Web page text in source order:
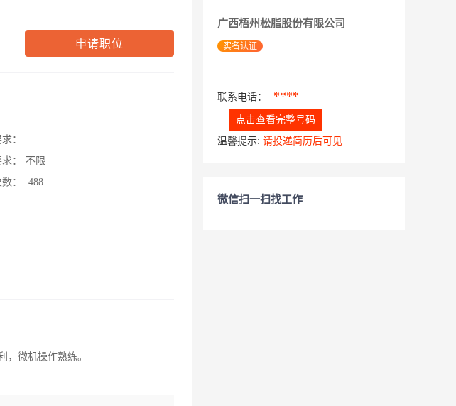
申请职位
：
：
不限
：
488
，微机操作熟练。
广西梧州松脂股份有限公司
实名认证
联系电话： ****
点击查看完整号码
温馨提示: 请投递简历后可见
微信扫一扫找工作